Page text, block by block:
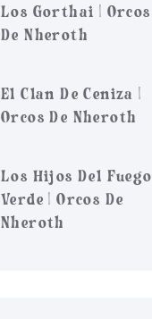
Los Gorthai | Orcos
De Nheroth
El Clan De Ceniza |
Orcos De Nheroth
Los Hijos Del Fuego
Verde | Orcos De
Nheroth